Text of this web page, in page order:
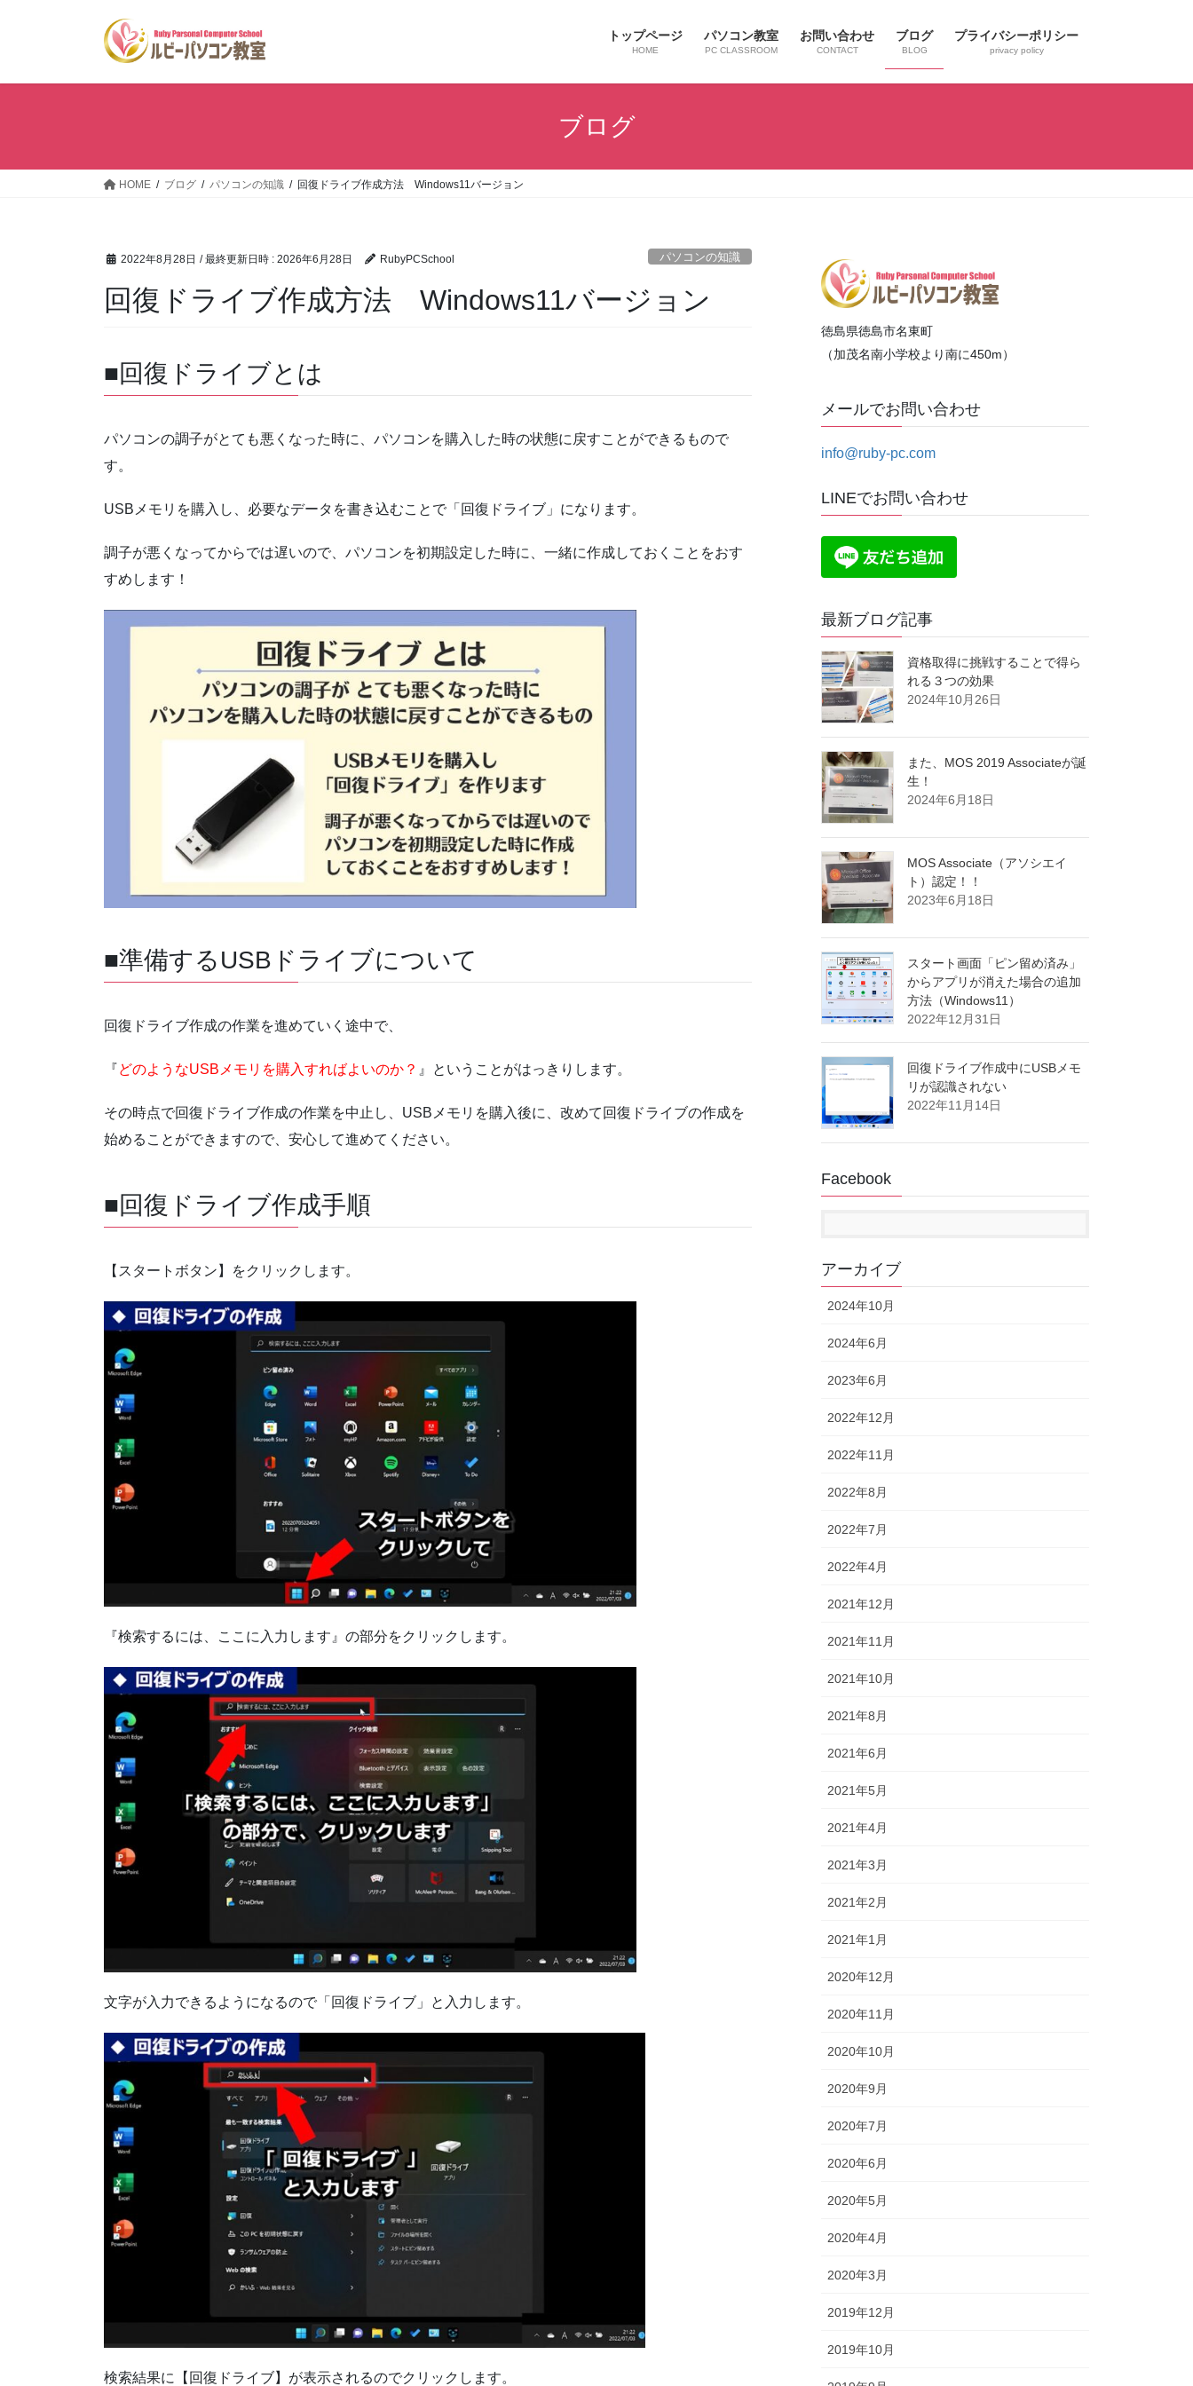
トップページ
HOME
パソコン教室
PC CLASSROOM
お問い合わせ
CONTACT
ブログ
BLOG
プライバシーポリシー
privacy policy
ブログ
HOME ブログ パソコンの知識 回復ドライブ作成方法 Windows11バージョン
2022年8月28日 / 最終更新日時 : 2026年6月28日 RubyPCSchool パソコンの知識
回復ドライブ作成方法 Windows11バージョン
■回復ドライブとは
パソコンの調子がとても悪くなった時に、パソコンを購入した時の状態に戻すことができるもので
す。
USBメモリを購入し、必要なデータを書き込むことで「回復ドライブ」になります。
調子が悪くなってからでは遅いので、パソコンを初期設定した時に、一緒に作成しておくことをおす
すめします！
■準備するUSBドライブについて
回復ドライブ作成の作業を進めていく途中で、
『どのようなUSBメモリを購入すればよいのか？ 』ということがはっきりします。
その時点で回復ドライブ作成の作業を中止し、USBメモリを購入後に、改めて回復ドライブの作成を
始めることができますので、安心して進めてください。
■回復ドライブ作成手順
【スタートボタン】をクリックします。
『検索するには、ここに入力します』の部分をクリックします。
文字が入力できるようになるので「回復ドライブ」と入力します。
検索結果に【回復ドライブ】が表示されるのでクリックします。
徳島県徳島市名東町
（加茂名南小学校より南に450m）
メールでお問い合わせ
info@ruby-pc.com
LINEでお問い合わせ
最新ブログ記事
資格取得に挑戦することで得ら
れる３つの効果
2024年10月26日
また、MOS 2019 Associateが誕
生！
2024年6月18日
MOS Associate（アソシエイ
ト）認定！！
2023年6月18日
スタート画面「ピン留め済み」
からアプリが消えた場合の追加
方法（Windows11）
2022年12月31日
回復ドライブ作成中にUSBメモ
リが認識されない
2022年11月14日
Facebook
アーカイブ
2024年10月
2024年6月
2023年6月
2022年12月
2022年11月
2022年8月
2022年7月
2022年4月
2021年12月
2021年11月
2021年10月
2021年8月
2021年6月
2021年5月
2021年4月
2021年3月
2021年2月
2021年1月
2020年12月
2020年11月
2020年10月
2020年9月
2020年7月
2020年6月
2020年5月
2020年4月
2020年3月
2019年12月
2019年10月